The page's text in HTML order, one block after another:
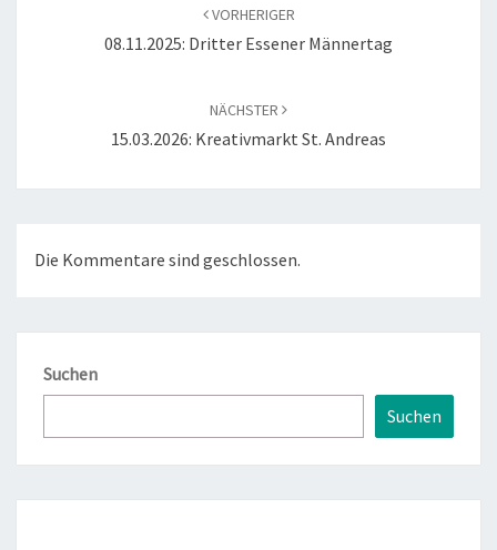
VORHERIGER
08.11.2025: Dritter Essener Männertag
NÄCHSTER
15.03.2026: Kreativmarkt St. Andreas
Die Kommentare sind geschlossen.
Suchen
Suchen